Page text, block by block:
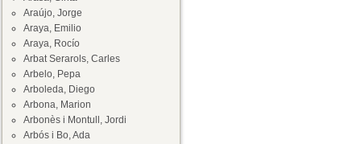
Araújo, Jorge
Araya, Emilio
Araya, Rocío
Arbat Serarols, Carles
Arbelo, Pepa
Arboleda, Diego
Arbona, Marion
Arbonès i Montull, Jordi
Arbós i Bo, Ada